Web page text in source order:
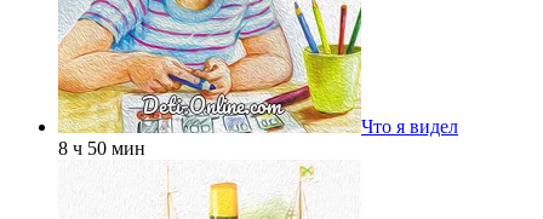
Что я видел
8 ч 50 мин